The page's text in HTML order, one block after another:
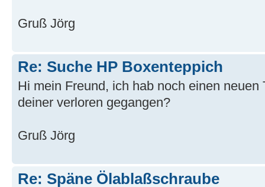
Gruß Jörg
Re: Suche HP Boxenteppich
Hi mein Freund, ich hab noch einen neuen
deiner verloren gegangen?
Gruß Jörg
Re: Späne Ölablaßschraube